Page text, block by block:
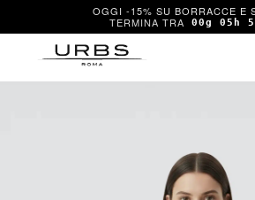
OGGI -15% SU BORRACCE E
00g 05h